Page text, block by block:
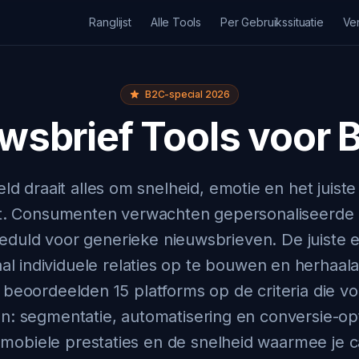
Ranglijst Alle Tools Per Gebruikssituatie
B2C-special 2026
Tools voor
draait alles om snelheid, emotie en het
Consumenten verwachten
voor generieke nieuwsbrieven. De juiste
individuele relaties op te bouwen en
15 platforms op de criteria die
segmentatie, automatisering en conversie-
prestaties en de snelheid waarmee je